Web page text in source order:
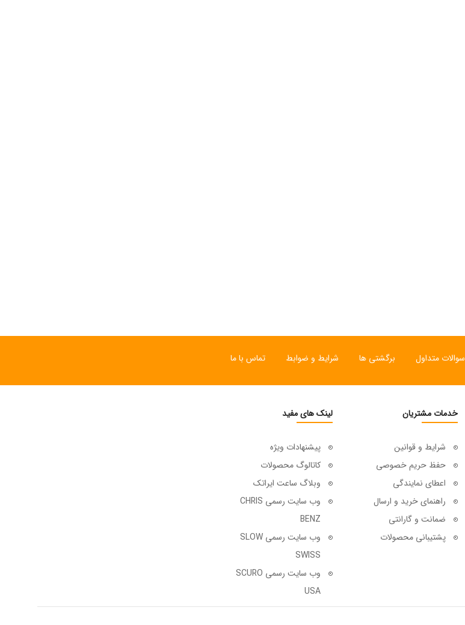
سوالات متداول برگشتی ها شرایط و ضوابط تماس با ما
خدمات مشتریان
شرایط و قوانین
حفظ حریم خصوصی
اعطای نمایندگی
راهنمای خرید و ارسال
ضمانت و گارانتی
پشتیبانی محصولات
لینک های مفید
پیشنهادات ویژه
کاتالوگ محصولات
وبلاگ ساعت ایراتک
وب سایت رسمی CHRIS
BENZ
وب سایت رسمی SLOW
SWISS
وب سایت رسمی SCURO
USA